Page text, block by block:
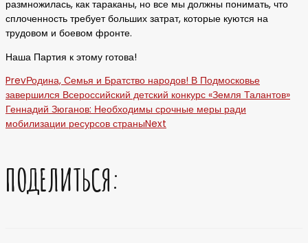
размножилась, как тараканы, но все мы должны понимать, что
сплоченность требует больших затрат, которые куются на
трудовом и боевом фронте.
Наша Партия к этому готова!
PrevРодина, Семья и Братство народов! В Подмосковье
завершился Всероссийский детский конкурс «Земля Талантов»
Геннадий Зюганов: Необходимы срочные меры ради
мобилизации ресурсов страныNext
ПОДЕЛИТЬСЯ: